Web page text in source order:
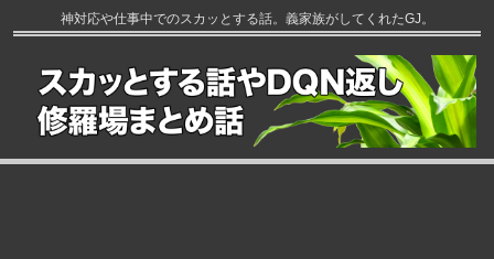
神対応や仕事中でのスカッとする話。義家族がしてくれたGJ。